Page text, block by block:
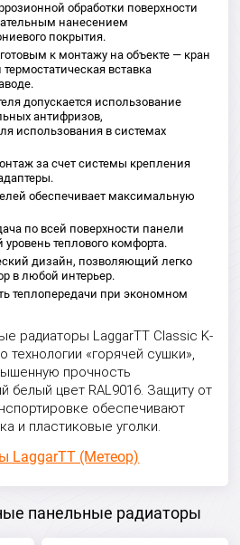
обработки поверхности
нанесением
покрытия.
к монтажу на объекте — кран
вставка
допускается использование
антифризов,
использования в системах
за счет системы крепления
обеспечивает максимальную
по всей поверхности панели
теплового комфорта.
дизайн, позволяющий легко
в любой интерьер.
теплопередачи при экономном
радиаторы LaggarTT Classic K-
технологии «горячей сушки»,
прочность
белый цвет RAL9016. Защиту от
обеспечивают
и пластиковые уголки.
LaggarTT (Метеор)
панельные радиаторы